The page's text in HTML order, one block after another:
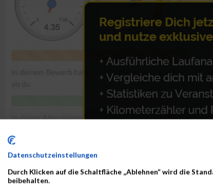
Datenschutzeinstellungen
Durch Klicken auf die Schaltfläche „Ablehnen“ wird die
beibehalten.